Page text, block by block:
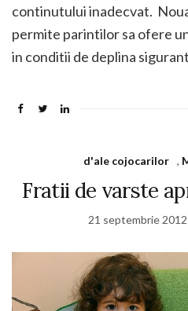
continutului inadecvat.
permite parintilor sa ofere
in conditii de deplina
d'ale cojocarilor ,
Fratii de varste
21 septembrie 2012